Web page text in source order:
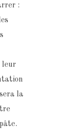
:
leur
la